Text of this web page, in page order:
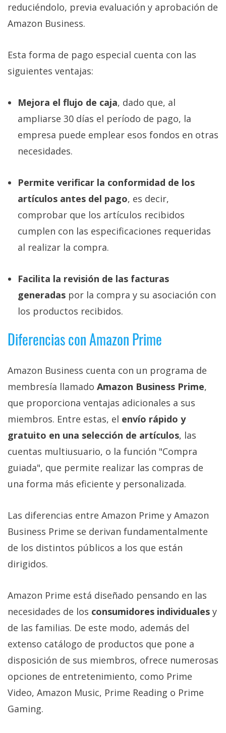
reduciéndolo, previa evaluación y aprobación de
Amazon Business.
Esta forma de pago especial cuenta con las
siguientes ventajas:
Mejora el flujo de caja, dado que, al
ampliarse 30 días el período de pago, la
empresa puede emplear esos fondos en otras
necesidades.
Permite verificar la conformidad de los
artículos antes del pago, es decir,
comprobar que los artículos recibidos
cumplen con las especificaciones requeridas
al realizar la compra.
Facilita la revisión de las facturas
generadas por la compra y su asociación con
los productos recibidos.
Diferencias con Amazon Prime
Amazon Business cuenta con un programa de
membresía llamado Amazon Business Prime,
que proporciona ventajas adicionales a sus
miembros. Entre estas, el envío rápido y
gratuito en una selección de artículos, las
cuentas multiusuario, o la función "Compra
guiada", que permite realizar las compras de
una forma más eficiente y personalizada.
Las diferencias entre Amazon Prime y Amazon
Business Prime se derivan fundamentalmente
de los distintos públicos a los que están
dirigidos.
Amazon Prime está diseñado pensando en las
necesidades de los consumidores individuales y
de las familias. De este modo, además del
extenso catálogo de productos que pone a
disposición de sus miembros, ofrece numerosas
opciones de entretenimiento, como Prime
Video, Amazon Music, Prime Reading o Prime
Gaming.